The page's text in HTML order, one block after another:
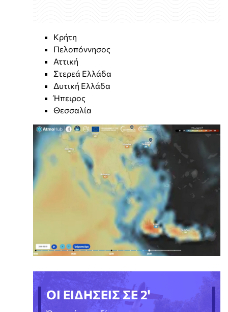
Κρήτη
Πελοπόννησος
Αττική
Στερεά Ελλάδα
Δυτική Ελλάδα
Ήπειρος
Θεσσαλία
ΟΙ ΕΙΔΗΣΕΙΣ ΣΕ 2'